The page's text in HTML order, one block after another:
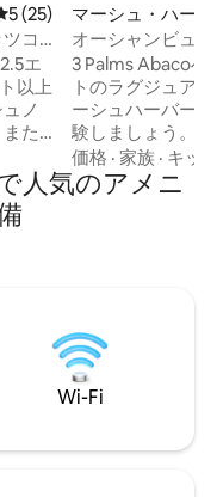
ビュー25件、5つ星中5つ
5 (25)
コ
場エ
以上
ノ
た
地
ー
ィー
、
ベ
の
軽
マーシュ・ハーバ
オーシャンビュー
4ベッドルーム！
バー
3 Palms Abacoへ
トのラグジュア
ーシュハーバー
験しましょう。タ
景色を眺めながら
たプライベート
庭からシュノーケ
日の出を眺められ
ュニティ •マーシ
•カスアリーナフ
ング
価格 ·家族 · キッ
人気のアメニ
Wi-Fi